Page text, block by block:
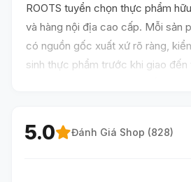
ROOTS tuyển chọn thực phẩm
và hàng nội địa cao cấp. Mỗi sản
có nguồn gốc xuất xứ rõ ràng,
sinh thực phẩm trước khi giao đến
5.0 Đánh Giá Shop (828)